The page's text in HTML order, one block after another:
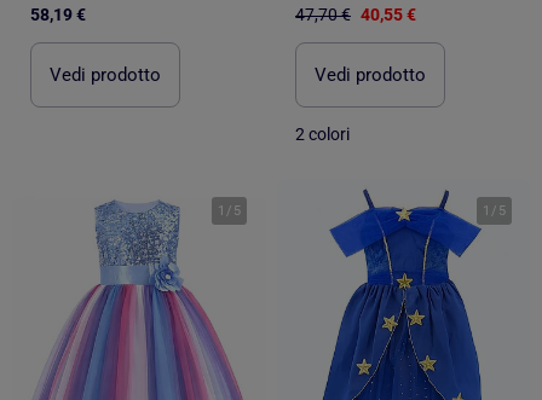
58,19 €
Vedi prodotto
47,70 € 40,55 €
Vedi prodotto
2 colori
1 / 5 1 / 5